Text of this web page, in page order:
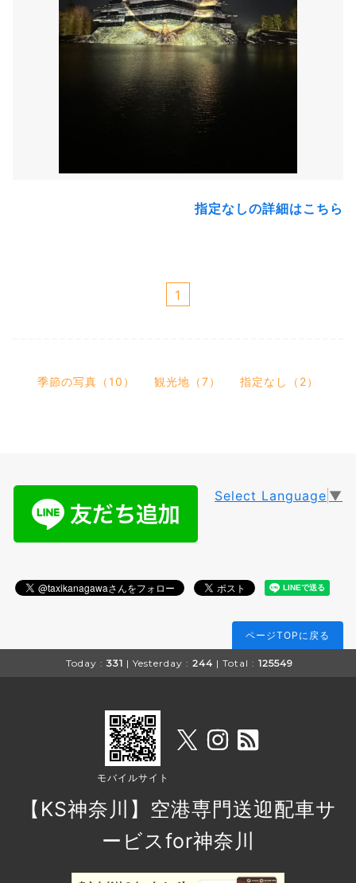
指定なしの詳細はこちら
1
季節の写真（10） 観光地（7） 指定なし（2）
Select Language ▼
ページTOPに戻る
Today : 331 | Yesterday : 244 | Total : 125549
モバイルサイト
【KS神奈川】空港専門送迎配車サ
ービスfor神奈川